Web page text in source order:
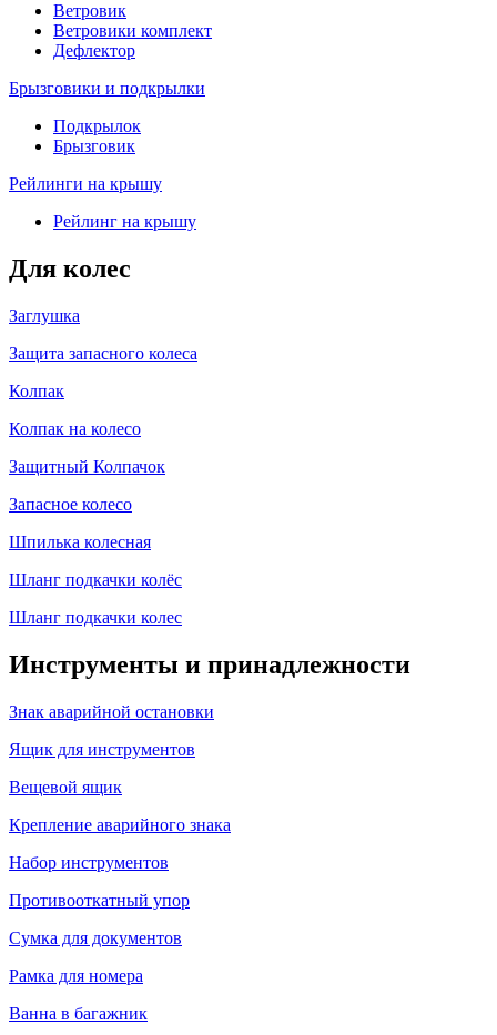
Ветровик
Ветровики комплект
Дефлектор
Брызговики и подкрылки
Подкрылок
Брызговик
Рейлинги на крышу
Рейлинг на крышу
Для колес
Заглушка
Защита запасного колеса
Колпак
Колпак на колесо
Защитный Колпачок
Запасное колесо
Шпилька колесная
Шланг подкачки колёс
Шланг подкачки колес
Инструменты и принадлежности
Знак аварийной остановки
Ящик для инструментов
Вещевой ящик
Крепление аварийного знака
Набор инструментов
Противооткатный упор
Сумка для документов
Рамка для номера
Ванна в багажник